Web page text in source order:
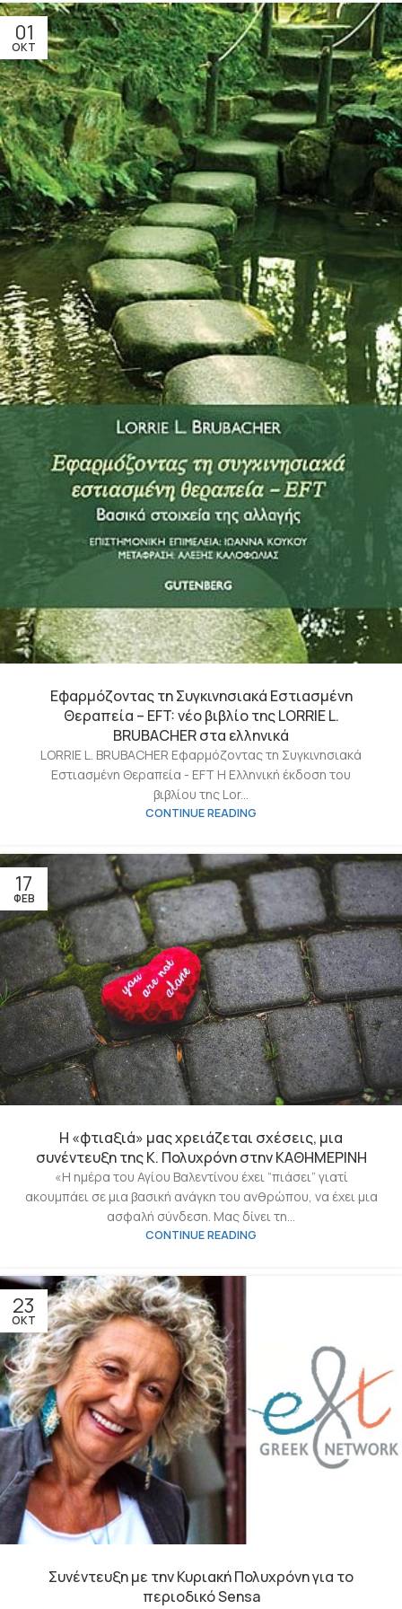
01
ΟΚΤ
Εφαρμόζοντας τη Συγκινησιακά Εστιασμένη
Θεραπεία – EFT: νέο βιβλίο της LORRIE L.
BRUBACHER στα ελληνικά
LORRIE L. BRUBACHER Εφαρμόζοντας τη Συγκινησιακά
Εστιασμένη Θεραπεία - EFT Η Ελληνική έκδοση του
βιβλίου της Lor...
CONTINUE READING
17
ΦΕΒ
Η «φτιαξιά» μας χρειάζεται σχέσεις, μια
συνέντευξη της Κ. Πολυχρόνη στην ΚΑΘΗΜΕΡΙΝΗ
«Η ημέρα του Αγίου Βαλεντίνου έχει “πιάσει” γιατί
ακουμπάει σε μια βασική ανάγκη του ανθρώπου, να έχει μια
ασφαλή σύνδεση. Μας δίνει τη...
CONTINUE READING
23
ΟΚΤ
Συνέντευξη με την Κυριακή Πολυχρόνη για το
περιοδικό Sensa